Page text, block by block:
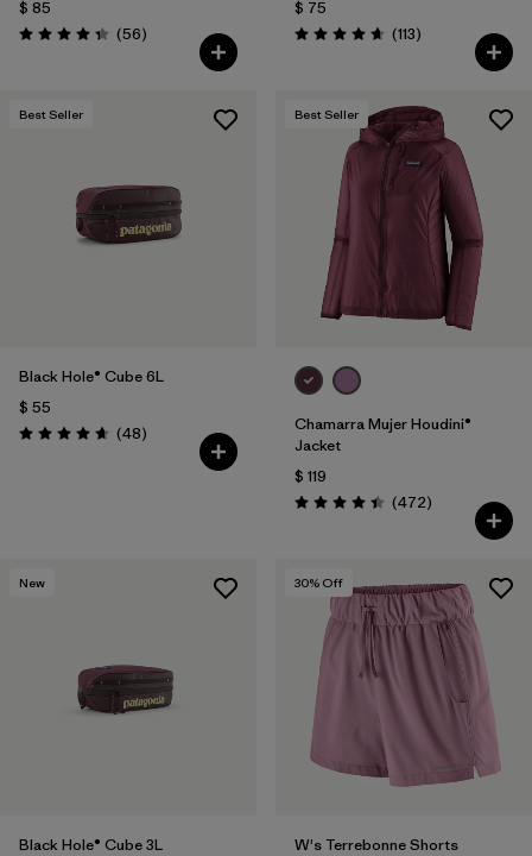
$ 85
Valoración: 4.3 / 5
(56Comentarios
)
$ 75
Valoración: 4.7 / 5
(113Comentarios
)
Best Seller
Black Hole® Cube 6L
$ 55
Valoración: 4.7 / 5
(48Comentarios
)
Best Seller
Chamarra Mujer Houdini®
Jacket
$ 119
Valoración: 4.5 / 5
(472Comentarios
)
New
Black Hole® Cube 3L
30% Off
W's Terrebonne Shorts